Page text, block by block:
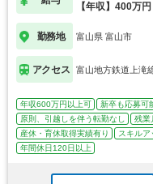
【年収】400万
勤務地 富山県 富山市
アクセス 富山地方鉄道上滝
年収600万円以上可 新卒も応募可
原則、引越しを伴う転勤なし
残業
産休・育休取得実績有り
スキルア
年間休日120日以上